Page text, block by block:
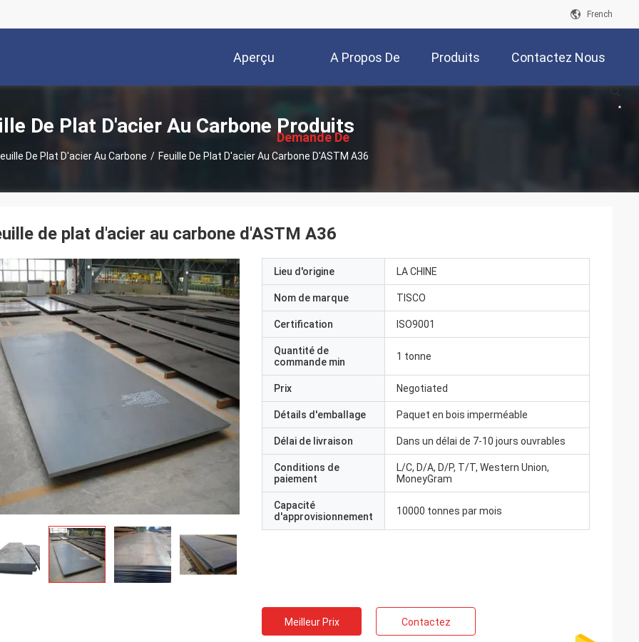
French
Aperçu A Propos De Produits Contactez Nous
Demande De
Soumission
De Plat D'acier Au Carbone Produits
De Plat D'acier Au Carbone / Feuille De Plat D'acier Au Carbone D'ASTM A36
de plat d'acier au carbone d'ASTM A36
Lieu d'origine LA CHINE
Nom de marque TISCO
Certification ISO9001
Quantité de
commande min
1 tonne
Prix Negotiated
Détails d'emballage Paquet en bois imperméable
Délai de livraison Dans un délai de 7-10 jours ouvrables
Conditions de
paiement
L/C, D/A, D/P, T/T, Western Union,
MoneyGram
Capacité
d'approvisionnement
10000 tonnes par mois
Meilleur Prix Contactez